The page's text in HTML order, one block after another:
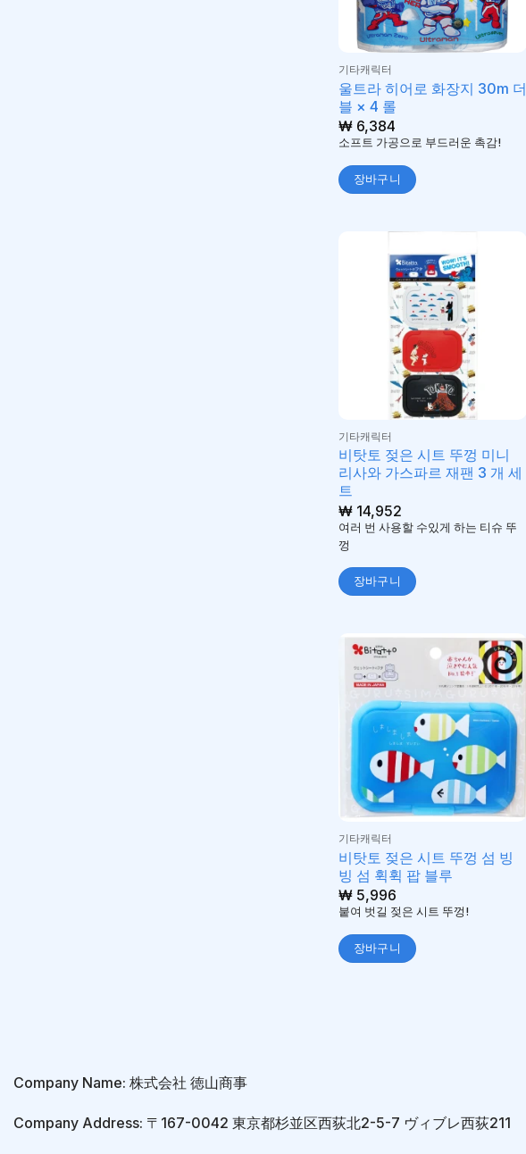
기타캐릭터
울트라 히어로 화장지 30m 더
블 × 4 롤
₩ 6,384
소프트 가공으로 부드러운 촉감!
장바구니
기타캐릭터
비탓토 젖은 시트 뚜껑 미니
리사와 가스파르 재팬 3 개 세
트
₩ 14,952
여러 번 사용할 수있게 하는 티슈 뚜
껑
장바구니
기타캐릭터
비탓토 젖은 시트 뚜껑 섬 빙
빙 섬 휙휙 팝 블루
₩ 5,996
붙여 벗길 젖은 시트 뚜껑!
장바구니
Company Name: 株式会社 徳山商事
Company Address: 〒167-0042 東京都杉並区西荻北2-5-7 ヴィブレ西荻211